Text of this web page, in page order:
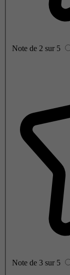
Note de 2 sur 5
Note de 3 sur 5